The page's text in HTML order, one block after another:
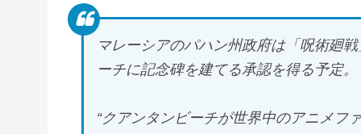
マレーシアのパハン州政府は「呪術廻
ーチに記念碑を建てる承認を得る予定。
“クアンタンビーチが世界中のアニメフ